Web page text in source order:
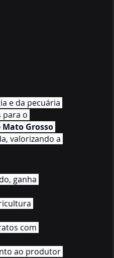
e da pecuária
para o
Grosso
valorizando a
ganha
com
ao produtor